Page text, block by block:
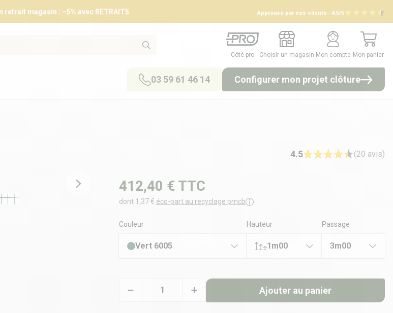
retrait magasin : –5% avec RETRAIT5 Approuvé par nos clients : 4.5/5
Côté pro
Côté pro
Choisir un magasin
Choisir un magasin
Mon compte
Mon compte
Mon panier
Mon panier
03 59 61 46 14 Configurer mon projet clôture
4.5 (20 avis)
412,40 € TTC
dont 1,37 € éco-part au recyclage pmcb
Couleur
Vert 6005
Hauteur
1m00
Passage
3m00
Ajouter au panier